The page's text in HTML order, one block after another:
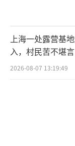
上海一处露营基
入，村民苦不堪言
2026-08-07 13:19:49